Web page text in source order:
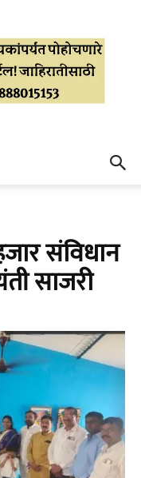
संविधान
साजरी